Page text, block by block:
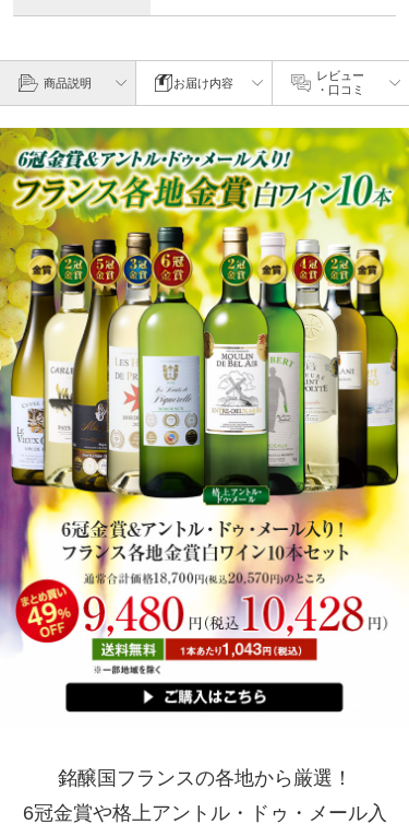
商品説明 お届け内容
レビュー
・口コミ
銘醸国フランスの各地から厳選！
6冠金賞や格上アントル・ドゥ・メール入